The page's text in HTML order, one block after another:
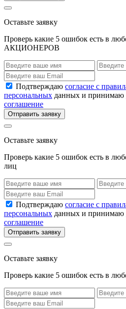
Оставьте заявку
Проверь какие 5 ошибок есть в
АКЦИОНЕРОВ
Подтверждаю согласие с
персональных данных и принимаю
соглашение
Отправить заявку
Оставьте заявку
Проверь какие 5 ошибок есть в
лиц
Подтверждаю согласие с
персональных данных и принимаю
соглашение
Отправить заявку
Оставьте заявку
Проверь какие 5 ошибок есть в